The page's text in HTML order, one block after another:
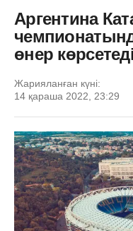
Аргентина
өнер көрсетеді
Жарияланған күні:
14 қараша 2022, 23:29